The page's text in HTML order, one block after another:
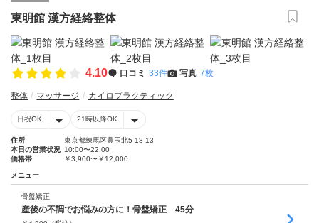
東明館 漢方経絡整体
4.10 口コミ 33件 写真 7枚
整体 マッサージ カイロプラクティック
日祝OK 21時以降OK
住所
東京都練馬区豊玉北5-18-13
本日の営業状況 10:00〜22:00
価格帯
￥3,900〜￥12,000
メニュー
骨盤矯正
産後の不調でお悩みの方に！骨盤矯正 45分